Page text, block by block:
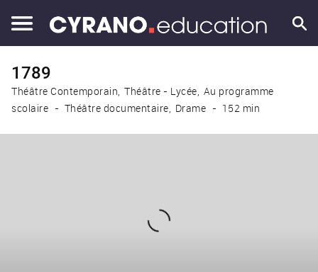
1789
Théâtre Contemporain Théâtre - Lycée Au programme
scolaire
Théâtre documentaire Drame 152 min